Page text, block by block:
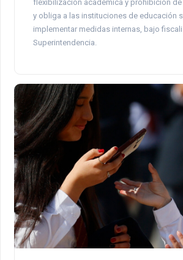
flexibilización académica y prohibición
y obliga a las instituciones de educación
implementar medidas internas, bajo
Superintendencia.